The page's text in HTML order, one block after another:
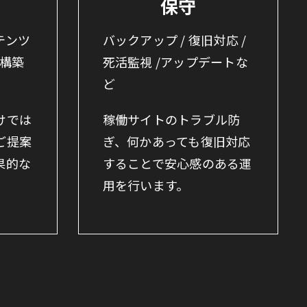
ンツ
築
では
提案
的な
保守
バックアップ / 復旧対応 /
死活監視 /アップデートな
ど
稼働サイトのトラブル防
ぎ、何かあっても復旧対応
することで安心感のある運
用を行います。